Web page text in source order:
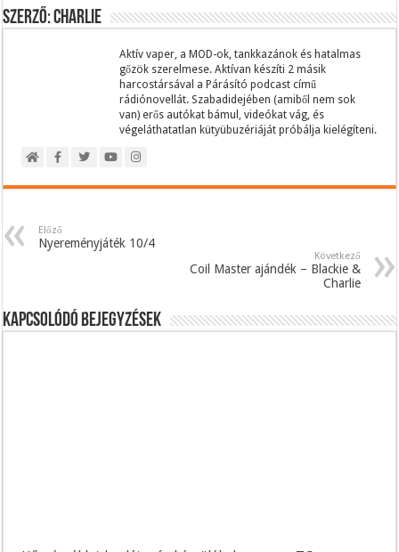
Szerző: Charlie
Aktív vaper, a MOD-ok, tankkazánok és hatalmas
gőzök szerelmese. Aktívan készíti 2 másik
harcostársával a Párásító podcast című
rádiónovellát. Szabadidejében (amiből nem sok
van) erős autókat bámul, videókat vág, és
végeláthatatlan kütyübuzériáját próbálja kielégíteni.
Előző
Nyereményjáték 10/4
Következő
Coil Master ajándék – Blackie &
Charlie
Kapcsolódó bejegyzések